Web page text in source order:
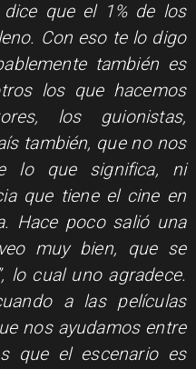
que el 1% de los
Con eso te lo digo
también es
los que hacemos
los guionistas,
también, que no nos
lo que significa, ni
que tiene el cine en
Hace poco salió una
muy bien, que se
lo cual uno agradece.
a las películas
nos ayudamos entre
que el escenario es